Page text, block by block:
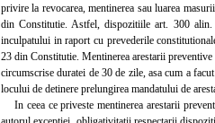
privire la revocarea, mentinerea sau luarea
din Constitutie. Astfel, dispozitiile art. 300
inculpatului in raport cu prevederile
23 din Constitutie. Mentinerea arestarii
circumscrise duratei de 30 de zile, asa cum a
locului de detinere prelungirea mandatului de
In ceea ce priveste mentinerea arestarii